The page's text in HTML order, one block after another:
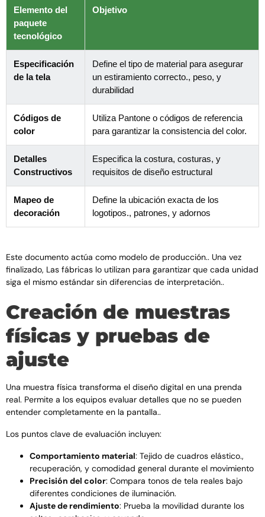
Elemento del
paquete
tecnológico
Objetivo
Especificación
de la tela
Define el tipo de material para asegurar
un estiramiento correcto., peso, y
durabilidad
Códigos de
color
Utiliza Pantone o códigos de referencia
para garantizar la consistencia del color.
Detalles
Constructivos
Especifica la costura, costuras, y
requisitos de diseño estructural
Mapeo de
decoración
Define la ubicación exacta de los
logotipos., patrones, y adornos
Este documento actúa como modelo de producción.. Una vez
finalizado, Las fábricas lo utilizan para garantizar que cada unidad
siga el mismo estándar sin diferencias de interpretación..
Creación de muestras
físicas y pruebas de
ajuste
Una muestra física transforma el diseño digital en una prenda
real. Permite a los equipos evaluar detalles que no se pueden
entender completamente en la pantalla..
Los puntos clave de evaluación incluyen:
Comportamiento material: Tejido de cuadros elástico.,
recuperación, y comodidad general durante el movimiento
Precisión del color: Compara tonos de tela reales bajo
diferentes condiciones de iluminación.
Ajuste de rendimiento: Prueba la movilidad durante los